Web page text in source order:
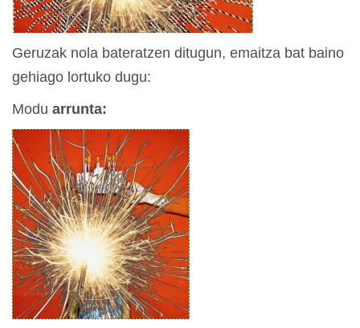
Geruzak nola bateratzen ditugun, emaitza bat baino
gehiago lortuko dugu:
Modu arrunta: